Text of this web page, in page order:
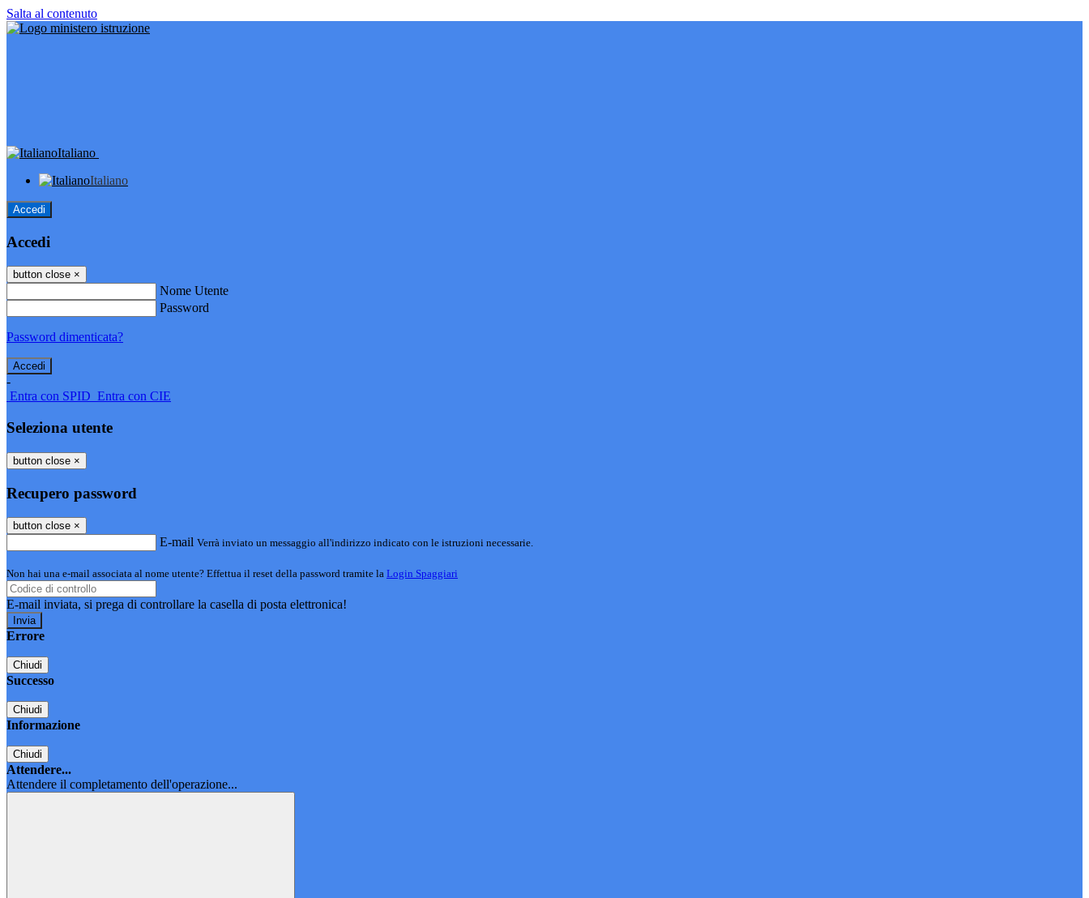
Salta al contenuto
Italiano
Italiano
Accedi
Accedi
button close ×
Nome Utente
Password
Password dimenticata?
-
Entra con SPID Entra con CIE
Seleziona utente
button close ×
Recupero password
button close ×
E-mail Verrà inviato un messaggio all'indirizzo indicato con le istruzioni necessarie.
Non hai una e-mail associata al nome utente? Effettua il reset della password tramite la Login Spaggiari
E-mail inviata, si prega di controllare la casella di posta elettronica!
Errore
Chiudi
Successo
Chiudi
Informazione
Chiudi
Attendere...
Attendere il completamento dell'operazione...